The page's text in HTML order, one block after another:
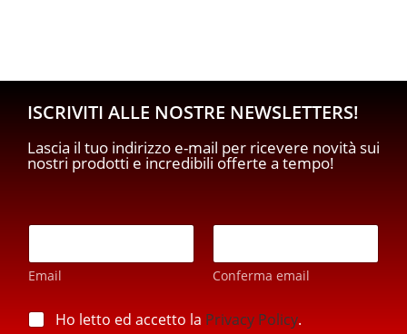
ISCRIVITI ALLE NOSTRE NEWSLETTERS!
Lascia il tuo indirizzo e-mail per ricevere novità sui
nostri prodotti e incredibili offerte a tempo!
E
a
i
*
Email Conferma email
m
p
Ho letto ed accetto la Privacy Policy.